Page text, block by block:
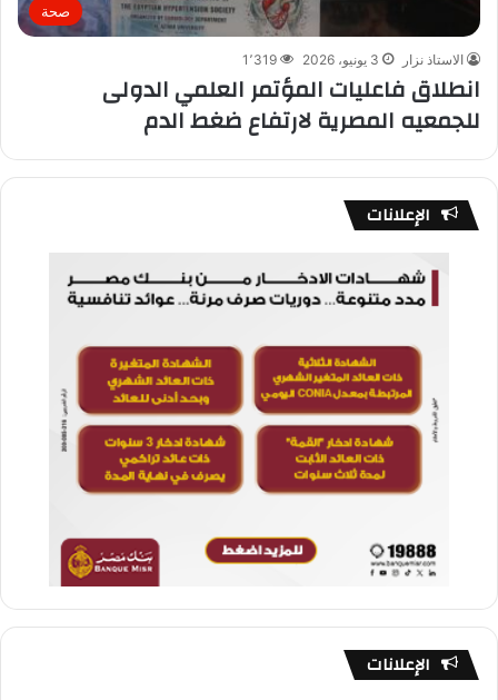
صحة
الاستاذ نزار 3 يونيو، 2026 1٬319
انطلاق فاعليات المؤتمر العلمي الدولى
للجمعيه المصرية لارتفاع ضغط الدم
الإعلانات
الإعلانات